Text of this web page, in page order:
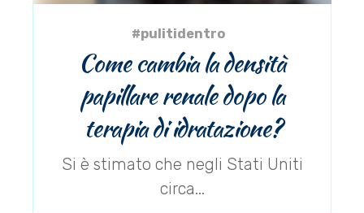
#pulitidentro
Come cambia la densità
papillare renale dopo la
terapia di idratazione?
Si è stimato che negli Stati Uniti
circa...